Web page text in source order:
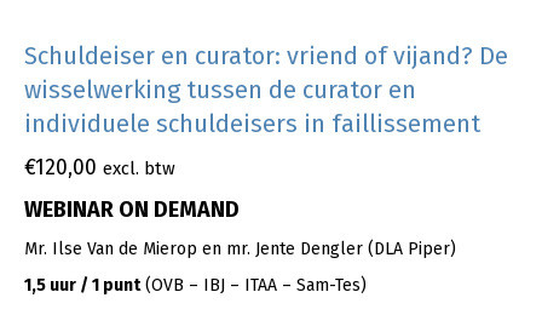
Schuldeiser en curator: vriend of vijand? De
wisselwerking tussen de curator en
individuele schuldeisers in faillissement
€120,00 excl. btw
WEBINAR ON DEMAND
Mr. Ilse Van de Mierop en mr. Jente Dengler (DLA Piper)
1,5 uur / 1 punt(OVB – IBJ – ITAA – Sam-Tes)